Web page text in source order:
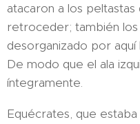
atacaron a los
retroceder; también los
desorganizado por aquí
De modo que el ala
íntegramente.
Equécrates, que